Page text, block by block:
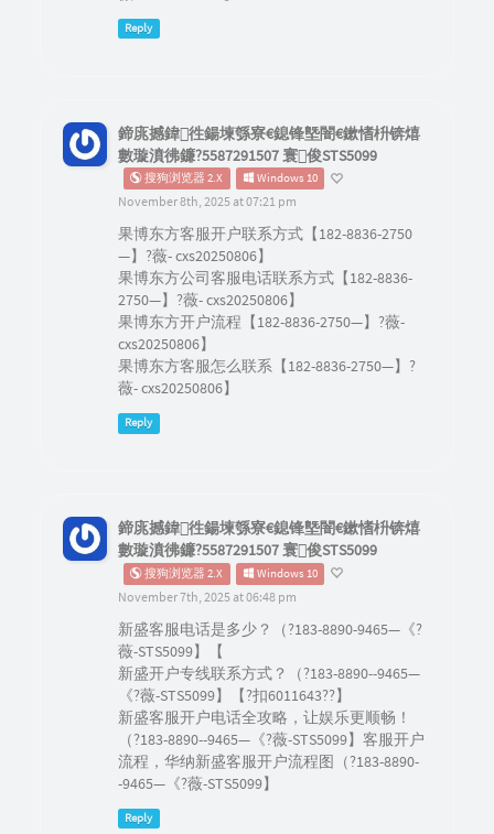
Reply
鍗庣撼鍏徃鍚堜綔寮€鎴锋墍闇€鏉愭枡锛熺
數璇濆彿鐮?5587291507 寰俊STS5099
搜狗浏览器 2.X Windows 10
November 8th, 2025 at 07:21 pm
果博东方客服开户联系方式【182-8836-2750
—】?薇- cxs20250806】
果博东方公司客服电话联系方式【182-8836-
2750—】?薇- cxs20250806】
果博东方开户流程【182-8836-2750—】?薇-
cxs20250806】
果博东方客服怎么联系【182-8836-2750—】?
薇- cxs20250806】
Reply
鍗庣撼鍏徃鍚堜綔寮€鎴锋墍闇€鏉愭枡锛熺
數璇濆彿鐮?5587291507 寰俊STS5099
搜狗浏览器 2.X Windows 10
November 7th, 2025 at 06:48 pm
新盛客服电话是多少？（?183-8890-9465—《?
薇-STS5099】【
新盛开户专线联系方式？（?183-8890--9465—
《?薇-STS5099】【?扣6011643??】
新盛客服开户电话全攻略，让娱乐更顺畅！
（?183-8890--9465—《?薇-STS5099】客服开户
流程，华纳新盛客服开户流程图（?183-8890-
-9465—《?薇-STS5099】
Reply